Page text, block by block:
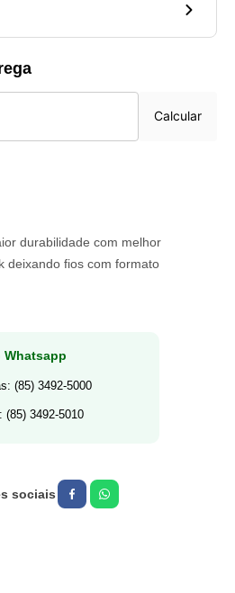
Calcular
durabilidade com melhor
deixando fios com formato
Whatsapp
(85) 3492-5000
(85) 3492-5010